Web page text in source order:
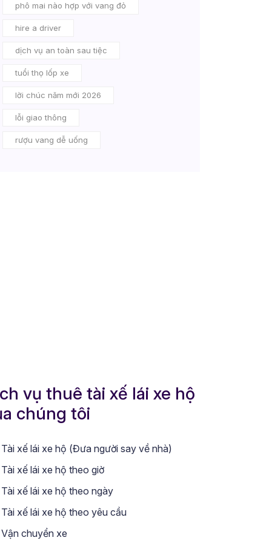
phô mai nào hợp với vang đỏ
hire a driver
dịch vụ an toàn sau tiệc
tuổi thọ lốp xe
lời chúc năm mới 2026
lỗi giao thông
rượu vang dễ uống
vụ thuê tài xế lái xe hộ
chúng tôi
Tài xế lái xe hộ (Đưa người say về nhà)
Tài xế lái xe hộ theo giờ
Tài xế lái xe hộ theo ngày
Tài xế lái xe hộ theo yêu cầu
Vận chuyển xe